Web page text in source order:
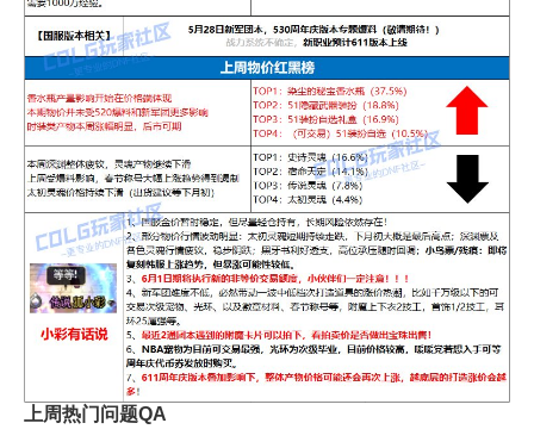
上周热门问题QA